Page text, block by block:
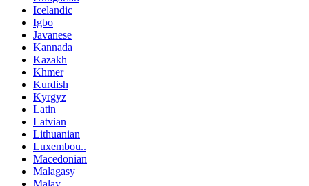
Icelandic
Igbo
Javanese
Kannada
Kazakh
Khmer
Kurdish
Kyrgyz
Latin
Latvian
Lithuanian
Luxembou..
Macedonian
Malagasy
Malay